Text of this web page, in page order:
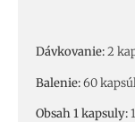
Dávkovanie:2
Balenie:60
Obsah 1 kapsuly: